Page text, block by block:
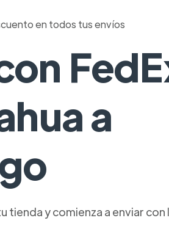
en todos tus envíos
a
tienda y comienza a enviar con